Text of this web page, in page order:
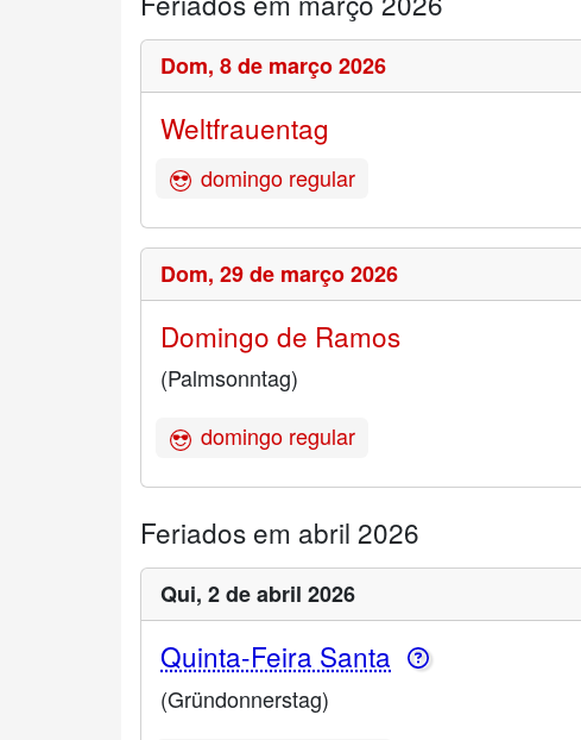
Dom, 8 de março 2026
Weltfrauentag
domingo regular
Dom, 29 de março 2026
Domingo de Ramos
(Palmsonntag)
domingo regular
Feriados em abril 2026
Qui, 2 de abril 2026
Quinta-Feira Santa
(Gründonnerstag)